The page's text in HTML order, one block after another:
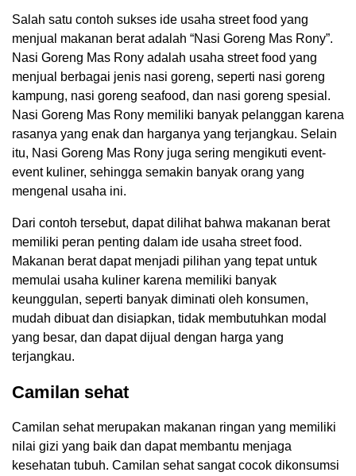
Salah satu contoh sukses ide usaha street food yang
menjual makanan berat adalah “Nasi Goreng Mas Rony”.
Nasi Goreng Mas Rony adalah usaha street food yang
menjual berbagai jenis nasi goreng, seperti nasi goreng
kampung, nasi goreng seafood, dan nasi goreng spesial.
Nasi Goreng Mas Rony memiliki banyak pelanggan karena
rasanya yang enak dan harganya yang terjangkau. Selain
itu, Nasi Goreng Mas Rony juga sering mengikuti event-
event kuliner, sehingga semakin banyak orang yang
mengenal usaha ini.
Dari contoh tersebut, dapat dilihat bahwa makanan berat
memiliki peran penting dalam ide usaha street food.
Makanan berat dapat menjadi pilihan yang tepat untuk
memulai usaha kuliner karena memiliki banyak
keunggulan, seperti banyak diminati oleh konsumen,
mudah dibuat dan disiapkan, tidak membutuhkan modal
yang besar, dan dapat dijual dengan harga yang
terjangkau.
Camilan sehat
Camilan sehat merupakan makanan ringan yang memiliki
nilai gizi yang baik dan dapat membantu menjaga
kesehatan tubuh. Camilan sehat sangat cocok dikonsumsi